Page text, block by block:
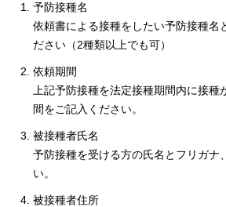
予防接種名
依頼書による接種をしたい予防接種名
ださい（2種類以上でも可）
依頼期間
上記予防接種を法定接種期間内に接種
間をご記入ください。
被接種者氏名
予防接種を受ける方の氏名とフリガナ
い。
被接種者住所